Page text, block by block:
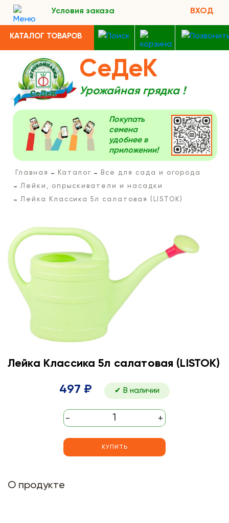
Условия заказа ВХОД
КАТАЛОГ ТОВАРОВ
СеДеК
Урожайная грядка !
Покупать
семена
удобнее в
приложении!
Главная Каталог
Все для сада и огорода
Лейки, опрыскиватели и насадки
Лейка Классика 5л салатовая (LISTOK)
Лейка Классика 5л салатовая (LISTOK)
497 ₽ ✔ В наличии
- +
КУПИТЬ
О продукте